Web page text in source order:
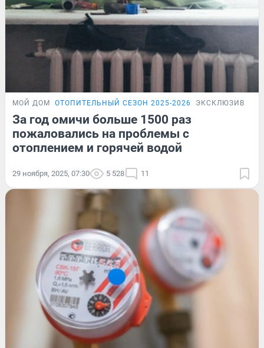
МОЙ ДОМ ОТОПИТЕЛЬНЫЙ СЕЗОН 2025-2026 ЭКСКЛЮЗИВ
За год омичи больше 1500 раз
пожаловались на проблемы с
отоплением и горячей водой
29 ноября, 2025, 07:30 5 528 11